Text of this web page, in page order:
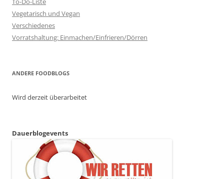
Vegetarisch und Vegan
Verschiedenes
Vorratshaltung: Einmachen/Einfrieren/Dörren
ANDERE FOODBLOGS
Wird derzeit überarbeitet
Dauerblogevents